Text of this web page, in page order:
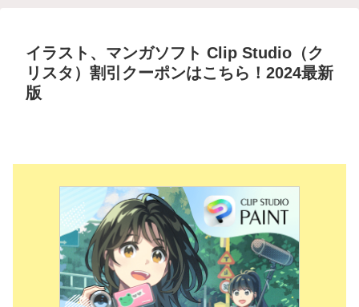
イラスト、マンガソフト Clip Studio（ク
リスタ）割引クーポンはこちら！2024最新
版